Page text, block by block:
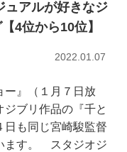
ュアルが好きなジ
4位から10位】
2022.01.07
ー』（１月７日放
ブリ作品の『千と
日も同じ宮崎駿監督
ます。 スタジオジ